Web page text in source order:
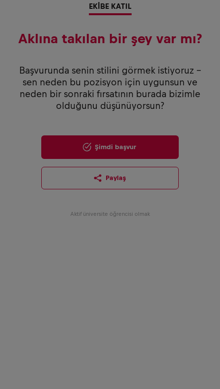
EKİBE KATIL
Aklına takılan bir şey var mı?
Başvurunda senin stilini görmek istiyoruz –
sen neden bu pozisyon için uygunsun ve
neden bir sonraki fırsatının burada bizimle
olduğunu düşünüyorsun?
Şimdi başvur
Paylaş
Aktif üniversite öğrencisi olmak